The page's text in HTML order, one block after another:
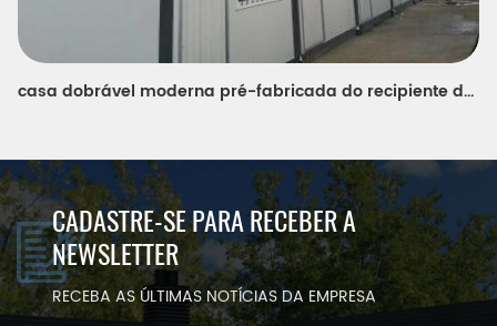
casa pré-fabricada portátil econômica do recipiente da cor
CADASTRE-SE PARA RECEBER A
NEWSLETTER
RECEBA AS ÚLTIMAS NOTÍCIAS DA EMPRESA